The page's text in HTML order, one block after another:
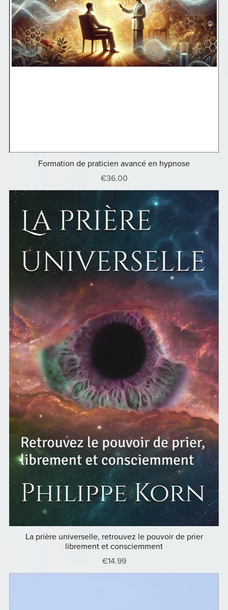
Formation de praticien avancé en hypnose
€36.00
La prière universelle, retrouvez le pouvoir de prier
librement et consciemment
€14.99